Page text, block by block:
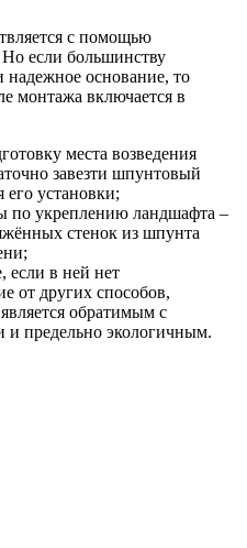
с помощью
если большинству
надежное основание, то
монтажа включается в
места возведения
завезти шпунтовый
его установки;
по укреплению ландшафта –
стенок из шпунта
если в ней нет
от других способов,
обратимым с
предельно экологичным.